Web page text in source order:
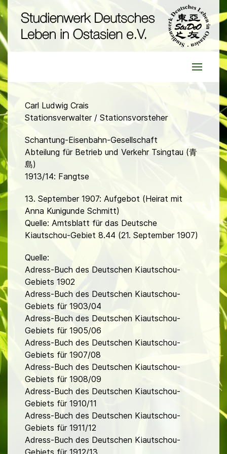
Carl Ludwig Crais
Stationsverwalter / Stationsvorsteher
Schantung-Eisenbahn-Gesellschaft
Abteilung für Betrieb und Verkehr Tsingtau (青
島)
1913/14: Fangtse
13. September 1907: Aufgebot (Heirat mit
Anna Kunigunde Schmitt)
Quelle: Amtsblatt für das Deutsche
Kiautschou-Gebiet 8.44 (21. September 1907)
Quelle:
Adress-Buch des Deutschen Kiautschou-
Gebiets 1902
Adress-Buch des Deutschen Kiautschou-
Gebiets für 1903/04
Adress-Buch des Deutschen Kiautschou-
Gebiets für 1905/06
Adress-Buch des Deutschen Kiautschou-
Gebiets für 1907/08
Adress-Buch des Deutschen Kiautschou-
Gebiets für 1908/09
Adress-Buch des Deutschen Kiautschou-
Gebiets für 1910/11
Adress-Buch des Deutschen Kiautschou-
Gebiets für 1911/12
Adress-Buch des Deutschen Kiautschou-